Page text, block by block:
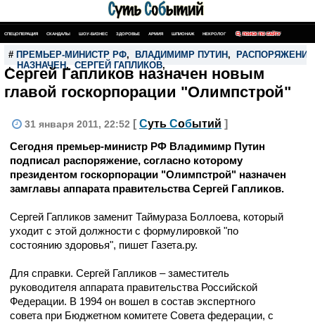
СПЕЦОПЕРАЦИЯ СКАНДАЛЫ ШОУ-БИЗНЕС ЗДОРОВЬЕ АРМИЯ ШПИОНАЖ НЕКРОЛОГ ПОИСК ПО САЙТУ
# ПРЕМЬЕР-МИНИСТР РФ, ВЛАДИМИМР ПУТИН , РАСПОРЯЖЕНИЕ
,
НАЗНАЧЕН, СЕРГЕЙ ГАПЛИКОВ,
Сергей Гапликов назначен новым
главой госкорпорации "Олимпстрой"
31 января 2011, 22:52 [ Суть Событий ]
Сегодня премьер-министр РФ Владимимр Путин
подписал распоряжение, согласно которому
президентом госкорпорации "Олимпстрой" назначен
замглавы аппарата правительства Сергей Гапликов.
Сергей Гапликов заменит Таймураза Боллоева, который
уходит с этой должности с формулировкой "по
состоянию здоровья", пишет Газета.ру.
Для справки. Сергей Гапликов – заместитель
руководителя аппарата правительства Российской
Федерации. В 1994 он вошел в состав экспертного
совета при Бюджетном комитете Совета федерации, с